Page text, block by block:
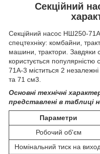
Секційний
Секційний насос НШ250-
спецтехніку: комбайни,
машини, трактори. Завдяки
користується популярністю
71А-3 міститься 2
та 71 см3.
Основні технічні
представлені в таблиці
Параметри
Робочий об'єм
Номінальний тиск на